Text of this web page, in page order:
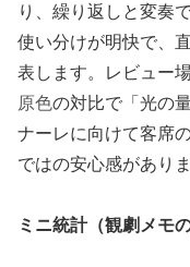
り、繰り返しと変奏
使い分けが明快で、
表します。レビュー
原色の対比で「光の
ナーレに向けて客席
ではの安心感がありま
ミニ統計（観劇メモ